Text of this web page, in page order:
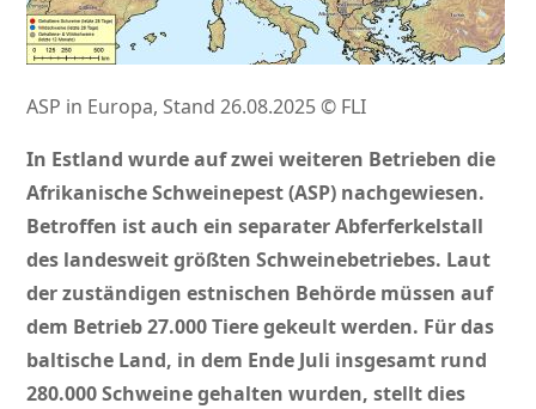
ASP in Europa, Stand 26.08.2025 © FLI
In Estland wurde auf zwei weiteren Betrieben die
Afrikanische Schweinepest (ASP) nachgewiesen.
Betroffen ist auch ein separater Abferferkelstall
des landesweit größten Schweinebetriebes. Laut
der zuständigen estnischen Behörde müssen auf
dem Betrieb 27.000 Tiere gekeult werden. Für das
baltische Land, in dem Ende Juli insgesamt rund
280.000 Schweine gehalten wurden, stellt dies